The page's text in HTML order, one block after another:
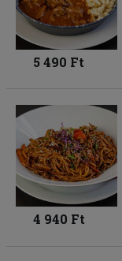
5 490 Ft
4 940 Ft